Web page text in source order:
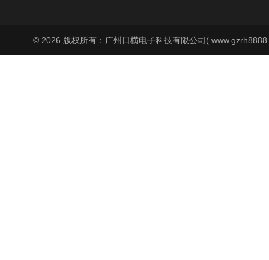
© 2026 版权所有：广州日横电子科技有限公司(